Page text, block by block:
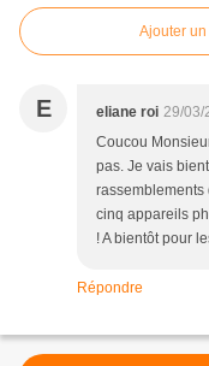
Ajouter
E eliane roi 29/03/
Coucou
pas. Je vais
rassemblements
cinq appareils
! A bientôt pour
Répondre